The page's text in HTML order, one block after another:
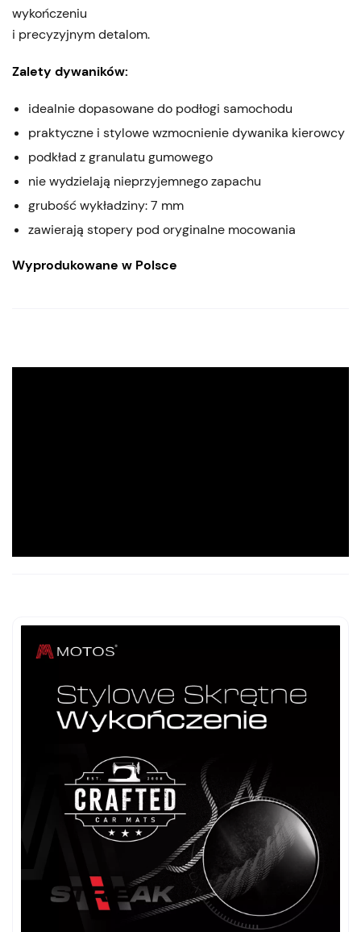
wykończeniu
i precyzyjnym detalom.
Zalety dywaników:
idealnie dopasowane do podłogi samochodu
praktyczne i stylowe wzmocnienie dywanika kierowcy
podkład z granulatu gumowego
nie wydzielają nieprzyjemnego zapachu
grubość wykładziny: 7 mm
zawierają stopery pod oryginalne mocowania
Wyprodukowane w Polsce